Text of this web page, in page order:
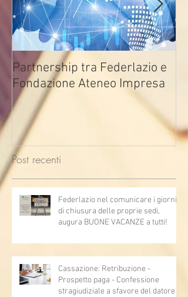
Partnership tra Federlazio e
Fondazione Ateneo Impresa
Post recenti
Federlazio nel comunicare i giorni
di chiusura delle proprie sedi,
augura BUONE VACANZE a tutti!
Cassazione: Retribuzione -
Prospetto paga - Confessione
stragiudiziale a sfavore del datore di